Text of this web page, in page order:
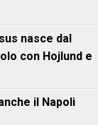
nasce dal
con Hojlund e
il Napoli